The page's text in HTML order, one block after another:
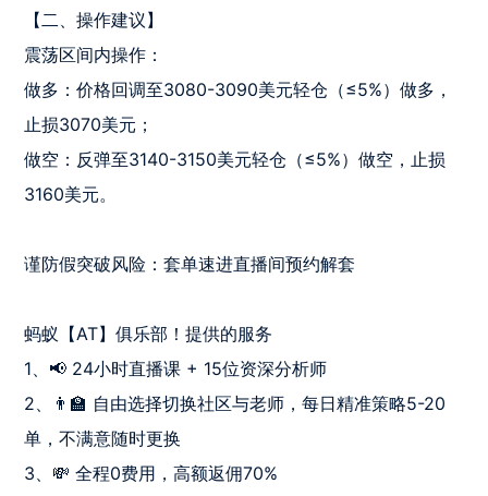
【二、操作建议】
震荡区间内操作：
做多：价格回调至3080-3090美元轻仓（≤5%）做多，
止损3070美元；
做空：反弹至3140-3150美元轻仓（≤5%）做空，止损
3160美元。
谨防假突破风险：套单速进直播间预约解套
蚂蚁【AT】俱乐部！提供的服务
1、📢 24小时直播课 + 15位资深分析师
2、👨🏫 自由选择切换社区与老师，每日精准策略5-20
单，不满意随时更换
3、💸 全程0费用，高额返佣70%